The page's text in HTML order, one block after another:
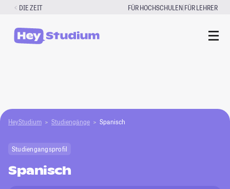
Zum
springen
DIE ZEIT FÜR HOCHSCHULEN|FÜR LEHRER
HeyStudium Studiengänge Spanisch
Studiengangsprofil
Spanisch